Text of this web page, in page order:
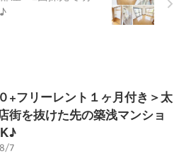
+フリーレント１ヶ月付き＞太
街を抜けた先の築浅マンショ
7